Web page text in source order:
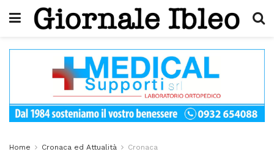
Home Cronaca ed Attualità Cronaca